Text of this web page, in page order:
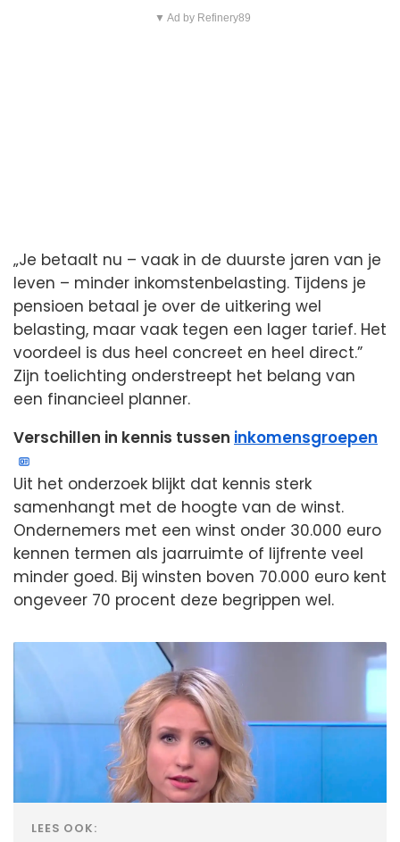
▼ Ad by Refinery89
„Je betaalt nu – vaak in de duurste jaren van je
leven – minder inkomstenbelasting. Tijdens je
pensioen betaal je over de uitkering wel
belasting, maar vaak tegen een lager tarief. Het
voordeel is dus heel concreet en heel direct.”
Zijn toelichting onderstreept het belang van
een financieel planner.
Verschillen in kennis tussen inkomensgroepen
Uit het onderzoek blijkt dat kennis sterk
samenhangt met de hoogte van de winst.
Ondernemers met een winst onder 30.000 euro
kennen termen als jaarruimte of lijfrente veel
minder goed. Bij winsten boven 70.000 euro kent
ongeveer 70 procent deze begrippen wel.
LEES OOK: